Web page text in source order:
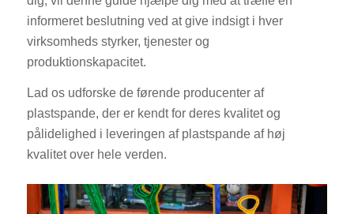
informeret beslutning ved at give indsigt i hver
virksomheds styrker, tjenester og
produktionskapacitet.
Lad os udforske de førende producenter af
plastspande, der er kendt for deres kvalitet og
pålidelighed i leveringen af plastspande af høj
kvalitet over hele verden.